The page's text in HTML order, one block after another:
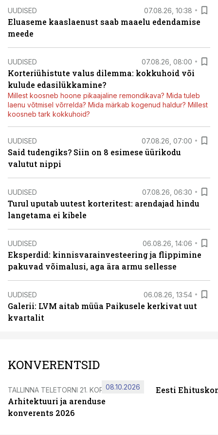
UUDISED 07.08.26, 10:38
Eluaseme kaaslaenust saab maaelu edendamise
meede
UUDISED 07.08.26, 08:00
Korteriühistute valus dilemma: kokkuhoid või
kulude edasilükkamine?
Millest koosneb hoone pikaajaline remondikava? Mida tuleb
laenu võtmisel võrrelda? Mida märkab kogenud haldur? Millest
koosneb tark kokkuhoid?
UUDISED 07.08.26, 07:00
Said tudengiks? Siin on 8 esimese üürikodu
valutut nippi
UUDISED 07.08.26, 06:30
Turul uputab uutest korteritest: arendajad hindu
langetama ei kibele
UUDISED 06.08.26, 14:06
Eksperdid: kinnisvarainvesteering ja flippimine
pakuvad võimalusi, aga ära armu sellesse
UUDISED 06.08.26, 13:54
Galerii: LVM aitab müüa Paikusele kerkivat uut
kvartalit
KONVERENTSID
TALLINNA TELETORNI 21. KORRUSEL
Arhitektuuri ja arenduse
konverents 2026
08.10.2026 Eesti